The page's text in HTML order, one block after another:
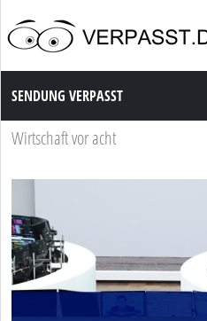
Sendung Verpasst
SENDUNG VERPASST
Wirtschaft vor acht